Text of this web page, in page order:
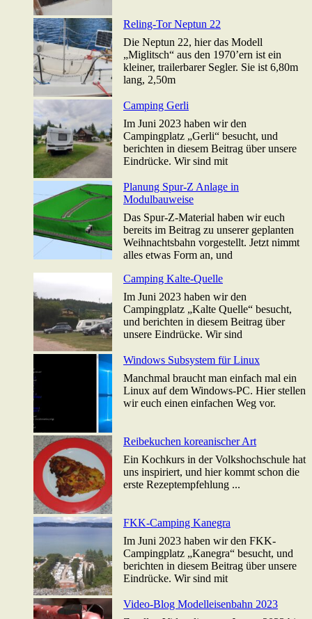
Reling-Tor Neptun 22
Die Neptun 22, hier das Modell
„Miglitsch“ aus den 1970’ern ist ein
kleiner, trailerbarer Segler. Sie ist 6,80m
lang, 2,50m
Camping Gerli
Im Juni 2023 haben wir den
Campingplatz „Gerli“ besucht, und
berichten in diesem Beitrag über unsere
Eindrücke. Wir sind mit
Planung Spur-Z Anlage in
Modulbauweise
Das Spur-Z-Material haben wir euch
bereits im Beitrag zu unserer geplanten
Weihnachtsbahn vorgestellt. Jetzt nimmt
alles etwas Form an, und
Camping Kalte-Quelle
Im Juni 2023 haben wir den
Campingplatz „Kalte Quelle“ besucht,
und berichten in diesem Beitrag über
unsere Eindrücke. Wir sind
Windows Subsystem für Linux
Manchmal braucht man einfach mal ein
Linux auf dem Windows-PC. Hier stellen
wir euch einen einfachen Weg vor.
Reibekuchen koreanischer Art
Ein Kochkurs in der Volkshochschule hat
uns inspiriert, und hier kommt schon die
erste Rezeptempfehlung ...
FKK-Camping Kanegra
Im Juni 2023 haben wir den FKK-
Campingplatz „Kanegra“ besucht, und
berichten in diesem Beitrag über unsere
Eindrücke. Wir sind mit
Video-Blog Modelleisenbahn 2023